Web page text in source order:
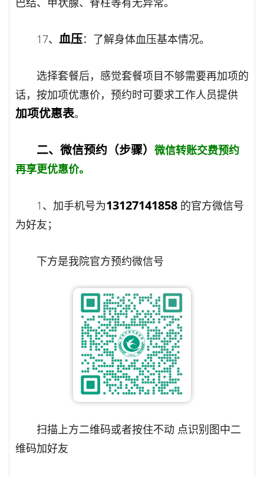
17、 血压：了解身体血压基本情况。
选择套餐后，感觉套餐项目不够需要再加项的
话，按加项优惠价，预约时可要求工作人员提供
加项优惠表。
二、微信预约（步骤） 微信转账交费预约
再享更优惠价。
1、加手机号为13127141858 的官方微信号
为好友；
下方是我院官方预约微信号
扫描上方二维码或者按住不动 点识别图中二
维码加好友